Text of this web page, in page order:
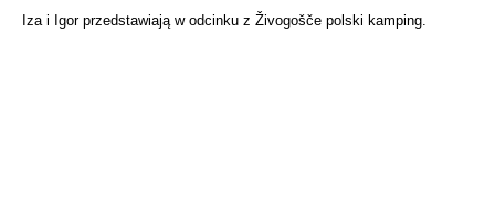
Iza i Igor przedstawiają w odcinku z Živogošče polski kamping.